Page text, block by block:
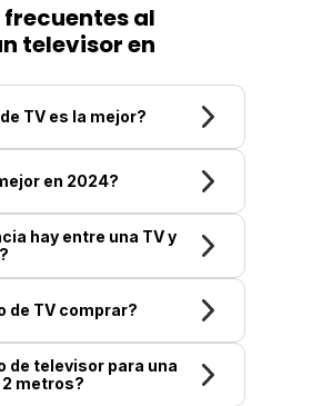
al
televisor en
TV es la mejor?
en 2024?
hay entre una TV y
de TV comprar?
de televisor para una
metros?